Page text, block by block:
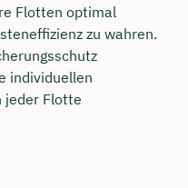
Flotten optimal
zu wahren.
individuellen
jeder Flotte